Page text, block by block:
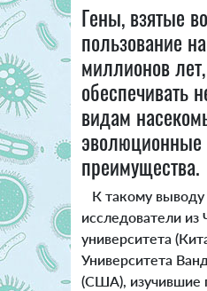
Гены, взятые
пользование
миллионов
обеспечивать
видам
эволюционные
преимущества.
К такому
исследователи из
университета
Университета
(США), изучившие